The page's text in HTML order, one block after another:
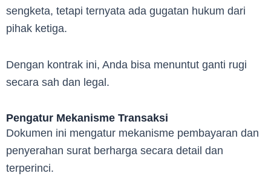
sengketa, tetapi ternyata ada gugatan hukum dari
pihak ketiga.
Dengan kontrak ini, Anda bisa menuntut ganti rugi
secara sah dan legal.
Pengatur Mekanisme Transaksi
Dokumen ini mengatur mekanisme pembayaran dan
penyerahan surat berharga secara detail dan
terperinci.